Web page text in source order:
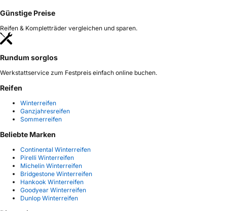
Günstige Preise
Reifen & Kompletträder vergleichen und sparen.
Rundum sorglos
Werkstattservice zum Festpreis einfach online buchen.
Reifen
Winterreifen
Ganzjahresreifen
Sommerreifen
Beliebte Marken
Continental Winterreifen
Pirelli Winterreifen
Michelin Winterreifen
Bridgestone Winterreifen
Hankook Winterreifen
Goodyear Winterreifen
Dunlop Winterreifen